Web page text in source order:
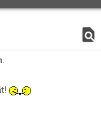
find_in_page